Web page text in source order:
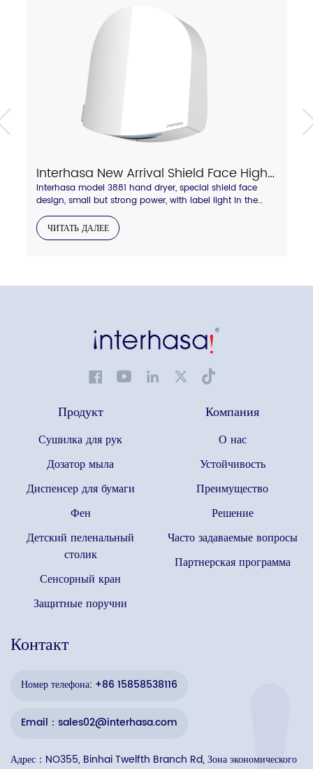
Interhasa New Arrival Shield Face High Speed Hand Dryer With Touch Hot/Cold Air Switch Model A3881
Interhasa model 3881 hand dryer, special shield face
design, small but strong power, with label light in the
side to display hot and cold wind status. Anti-thief lock
backboard design.compressed air blade outlet, dry your
hand quickly in 8-10 seconds.
ЧИТАТЬ ДАЛЕЕ
Продукт
Сушилка для рук
Дозатор мыла
Диспенсер для бумаги
Фен
Детский пеленальный
столик
Сенсорный кран
Защитные поручни
Компания
О нас
Устойчивость
Преимущество
Решение
Часто задаваемые вопросы
Партнерская программа
Контакт
Номер телефона: +86 15858538116
Email：sales02@interhasa.com
Адрес：NO355, Binhai Twelfth Branch Rd, Зона экономического